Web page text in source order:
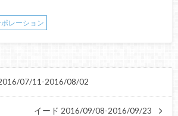
レーション
07/11-2016/08/02
イード 2016/09/08-2016/09/23